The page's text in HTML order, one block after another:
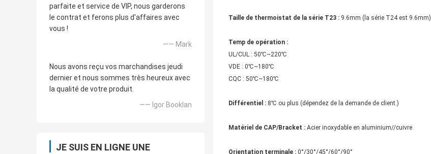
parfaite et service de VIP, nous garderons
le contrat et ferons plus d'affaires avec
vous !
—— Mark
Nous avons reçu vos marchandises jeudi
dernier et nous sommes très heureux avec
la qualité de votre produit.
—— Igor Booklan
JE SUIS EN LIGNE UNE
Taille de thermoistat de la série T23 : 9.6mm (la série T24 est 9.6mm)
Temp de opération :
UL/CUL : 50℃~220℃
VDE : 0℃~180℃
CQC : 50℃~180℃
Différentiel : 8℃ ou plus (dépendez de la demande de client.)
Matériel de CAP/Bracket : Acier inoxydable en aluminium//cuivre
Orientation terminale : 0°/30°/45°/60°/90°